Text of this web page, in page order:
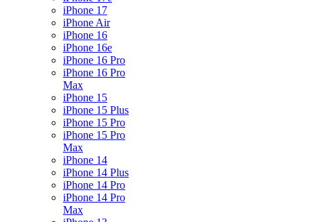
iPhone 17
iPhone Air
iPhone 16
iPhone 16e
iPhone 16 Pro
iPhone 16 Pro
Max
iPhone 15
iPhone 15 Plus
iPhone 15 Pro
iPhone 15 Pro
Max
iPhone 14
iPhone 14 Plus
iPhone 14 Pro
iPhone 14 Pro
Max